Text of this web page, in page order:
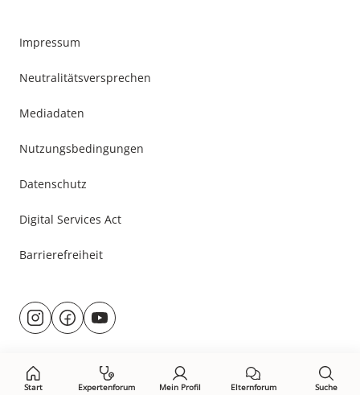
Start Expertenforum Mein Profil Elternforum Suche
Impressum
Neutralitätsversprechen
Mediadaten
Nutzungsbedingungen
Datenschutz
Digital Services Act
Barrierefreiheit
Besuche
uns@rund.ums.baby
facebook.com/rundumsbaby.de
youtube.com/@rundumsbaby_